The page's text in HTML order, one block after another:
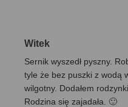
Witek
Sernik wyszedł pyszny.
tyle że bez puszki z wodą
wilgotny. Dodałem
Rodzina się zajadała. 🙂